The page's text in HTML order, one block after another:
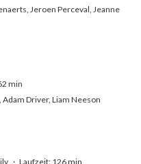
Jeroen Perceval, Jeanne
min
Driver, Liam Neeson
Laufzeit: 126 min